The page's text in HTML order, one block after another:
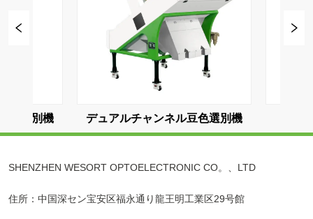
3チャンネル豆色選別機 4チャンネル
SHENZHEN WESORT OPTOELECTRONIC CO。、LTD
住所：中国深セン宝安区福永通り龍王明工業区29号館